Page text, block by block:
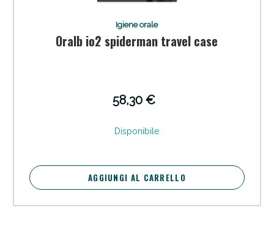
Igiene orale
Oralb io2 spiderman travel case
58,30 €
Disponibile
AGGIUNGI AL CARRELLO